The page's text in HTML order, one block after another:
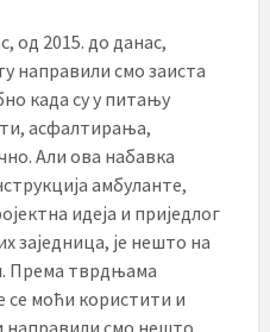
од 2015. до данас,
направили смо заиста
када су у питању
асфалтирања,
Али ова набавка
амбуланте,
идеја и приједлог
заједница, је нешто на
Према тврдњама
се моћи користити и
направили смо нешто